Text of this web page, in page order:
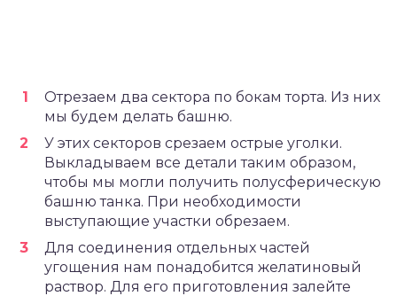
Отрезаем два сектора по бокам торта. Из них
мы будем делать башню.
У этих секторов срезаем острые уголки.
Выкладываем все детали таким образом,
чтобы мы могли получить полусферическую
башню танка. При необходимости
выступающие участки обрезаем.
Для соединения отдельных частей
угощения нам понадобится желатиновый
раствор. Для его приготовления залейте